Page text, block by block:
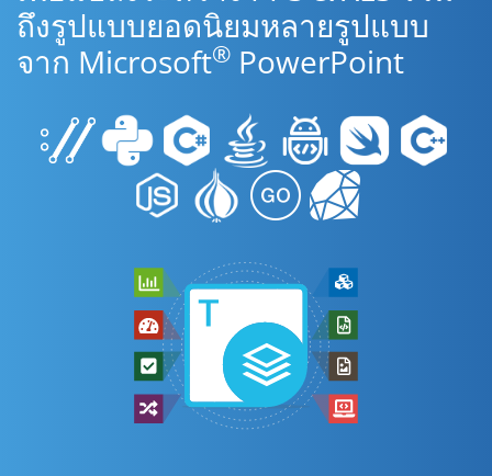
ถึงรูปแบบยอดนิยมหลายรูปแบบ
จาก Microsoft® PowerPoint